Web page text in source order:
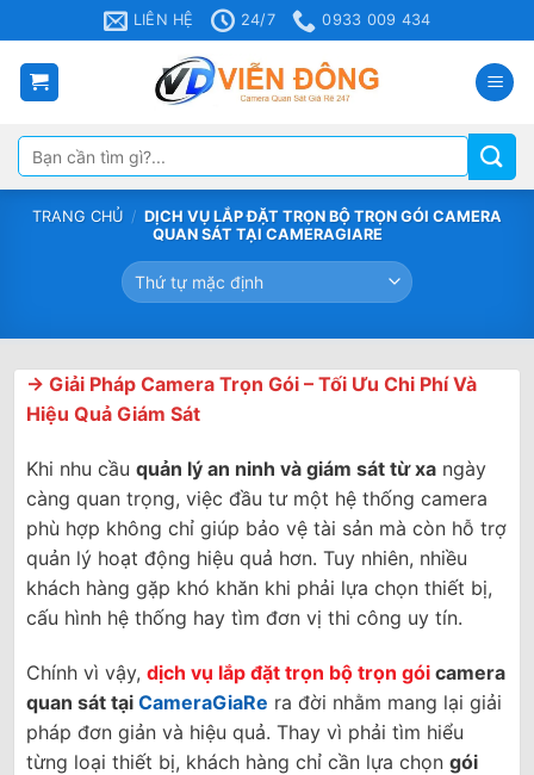
qua
nội
dung
LIÊN HỆ 24/7 0933 009 434
Tìm
kiếm:
TRANG CHỦ / DỊCH VỤ LẮP ĐẶT TRỌN BỘ TRỌN GÓI CAMERA
QUAN SÁT TẠI CAMERAGIARE
→ Giải Pháp Camera Trọn Gói – Tối Ưu Chi Phí Và
Hiệu Quả Giám Sát
Khi nhu cầu quản lý an ninh và giám sát từ xa ngày
càng quan trọng, việc đầu tư một hệ thống camera
phù hợp không chỉ giúp bảo vệ tài sản mà còn hỗ trợ
quản lý hoạt động hiệu quả hơn. Tuy nhiên, nhiều
khách hàng gặp khó khăn khi phải lựa chọn thiết bị,
cấu hình hệ thống hay tìm đơn vị thi công uy tín.
Chính vì vậy, dịch vụ lắp đặt trọn bộ trọn gói camera
quan sát tại CameraGiaRe ra đời nhằm mang lại giải
pháp đơn giản và hiệu quả. Thay vì phải tìm hiểu
từng loại thiết bị, khách hàng chỉ cần lựa chọn gói